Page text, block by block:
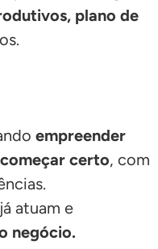
plano de
empreender
começar certo, com
atuam e
negócio.